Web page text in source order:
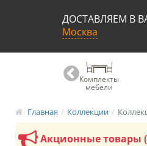
ДОСТАВЛЯЕМ В
Москва
Комплекты
мебели
Главная Коллекции
Акционные товары